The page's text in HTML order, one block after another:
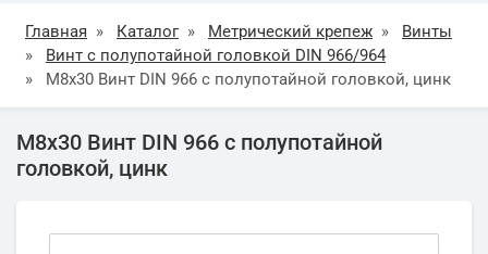
Главная » Каталог » Метрический крепеж »
Винты
»
Винт с полупотайной головкой DIN 966/964
»
М8х30 Винт DIN 966 с полупотайной головкой, цинк
М8х30 Винт DIN 966 с полупотайной
головкой, цинк